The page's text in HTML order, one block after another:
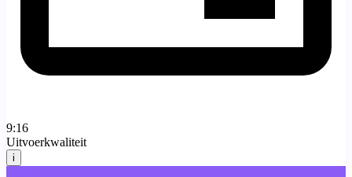
9:16
Uitvoerkwaliteit
i